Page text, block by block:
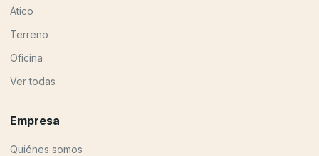
Ático
Terreno
Oficina
Ver todas
Empresa
Quiénes somos